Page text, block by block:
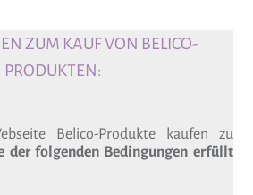
ZUM KAUF VON BELICO-
PRODUKTEN:
Belico-Produkte kaufen zu
der folgenden Bedingungen erfüllt